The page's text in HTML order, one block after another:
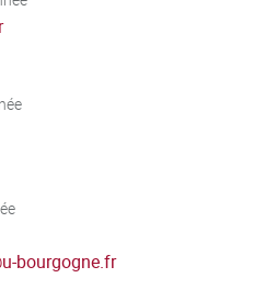
leurs
des compétences de
ainsi que des
leur permettant d’adapter
cas d’étude.
et Politiques
parfaite adéquation avec
u-bourgogne.fr